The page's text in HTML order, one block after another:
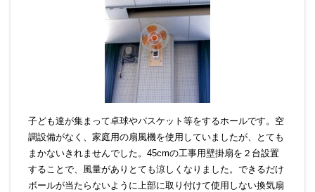
子ども達が集まって卓球やバスケット等をするホールです。空
調設備がなく、家庭用の扇風機を使用していましたが、とても
まかないきれませんでした。45cmの工事用壁掛扇を２台設置
することで、風量がありとても涼しくなりました。できるだけ
ボールが当たらないように上部に取り付けて使用しない換気扇